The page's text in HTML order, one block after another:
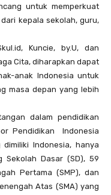
untuk memperkuat
kepala sekolah, guru,
Kuncie, by.U, dan
Cita, diharapkan dapat
anak Indonesia untuk
masa depan yang lebih
dalam pendidikan
Pendidikan Indonesia
Indonesia, hanya
Sekolah Dasar (SD), 59
Pertama (SMP), dan
Atas (SMA) yang